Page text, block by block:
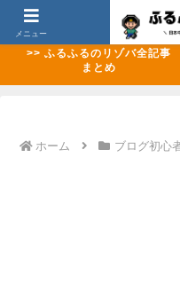
>> 【2026年8月最新】
>> ふるふるのリゾバ全記事
まとめ
ホーム ブログ初心
メニュー